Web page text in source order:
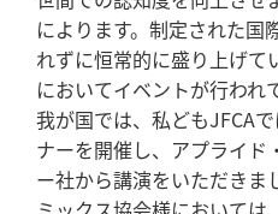
によります。制定された国
れずに恒常的に盛り上げて
においてイベントが行われ
我が国では、私どもJFCA
ナーを開催し、アプライド
ー社から講演をいただきま